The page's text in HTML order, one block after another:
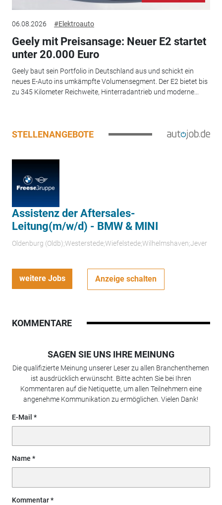
06.08.2026 #Elektroauto
Geely mit Preisansage: Neuer E2 startet
unter 20.000 Euro
Geely baut sein Portfolio in Deutschland aus und schickt ein
neues E-Auto ins umkämpfte Volumensegment. Der E2 bietet bis
zu 345 Kilometer Reichweite, Hinterradantrieb und moderne...
STELLENANGEBOTE
Assistenz der Aftersales-
Leitung(m/w/d) - BMW & MINI
Oldenburg (Oldb);Westerstede;Wiefelstede;Wilhelmshaven;Jever
weitere Jobs Anzeige schalten
KOMMENTARE
SAGEN SIE UNS IHRE MEINUNG
Die qualifizierte Meinung unserer Leser zu allen Branchenthemen
ist ausdrücklich erwünscht. Bitte achten Sie bei Ihren
Kommentaren auf die Netiquette, um allen Teilnehmern eine
angenehme Kommunikation zu ermöglichen. Vielen Dank!
E-Mail
Name
Kommentar